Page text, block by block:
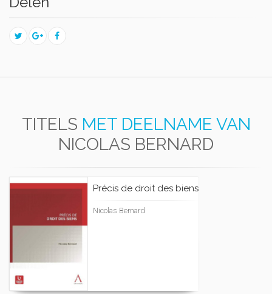
TITELS MET DEELNAME VAN
NICOLAS BERNARD
Précis de droit des biens
Nicolas Bernard